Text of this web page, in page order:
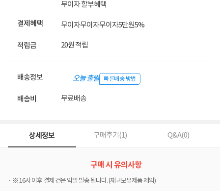
무이자 할부혜택
결제혜택 무이자무이자무이자5만원5%
적립금 20원 적립
배송정보 오늘 출발 빠른배송 방법
배송비 무료배송
상세정보 구매후기(1) Q&A(0)
구매 시 유의사항
※ 16시 이후 결제 건은 익일 발송 됩니다. (재고보유제품 제외)